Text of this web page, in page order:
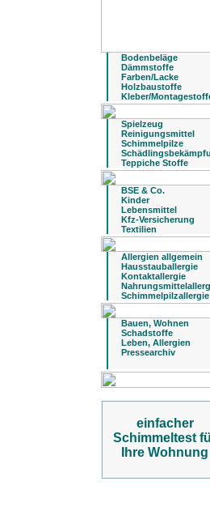
Bodenbeläge
Dämmstoffe
Farben/Lacke
Holzbaustoffe
Kleber/
Spielzeug
Reinigungsmittel
Schimmelpilze
Teppiche Stoffe
BSE & Co.
Kinder
Lebensmittel
Kfz-Versicherung
Textilien
Allergien allgemein
Hausstauballergie
Kontaktallergie
Schimmelpilzallergie
Bauen, Wohnen
Schadstoffe
Leben, Allergien
Pressearchiv
einfacher
Schimmeltest
Ihre Wohnung